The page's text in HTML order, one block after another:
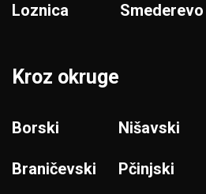
Loznica Smederevo
Kroz okruge
Borski
Braničevski
Nišavski
Pčinjski